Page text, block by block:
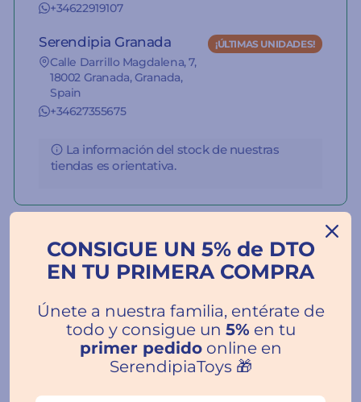
+34622919107
Serendipia Granada
Calle Darrillo Magdalena, 7,
18002 Granada, Granada,
Spain
+34627355675
¡ÚLTIMAS UNIDADES!
La información del stock de nuestras
tiendas es orientativa.
Escribir una
reseña
CONSIGUE UN 5% de DTO
EN TU PRIMERA COMPRA
Únete a nuestra familia, entérate de
todo y consigue un 5% en tu
primer pedidoonline en
SerendipiaToys 🎁